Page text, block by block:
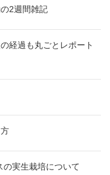
2週間雑記
経過も丸ごとレポート
の実生栽培について